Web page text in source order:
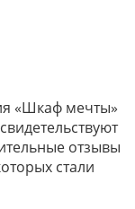
«Шкаф мечты»
отзывы
стали